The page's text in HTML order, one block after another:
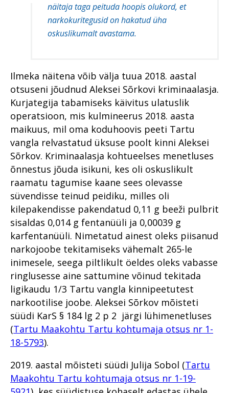
näitaja taga peituda hoopis olukord, et
narkokuritegusid on hakatud üha
oskuslikumalt avastama.
Ilmeka näitena võib välja tuua 2018. aastal
otsuseni jõudnud Aleksei Sõrkovi kriminaalasja.
Kurjategija tabamiseks käivitus ulatuslik
operatsioon, mis kulmineerus 2018. aasta
maikuus, mil oma koduhoovis peeti Tartu
vangla relvastatud üksuse poolt kinni Aleksei
Sõrkov. Kriminaalasja kohtueelses menetluses
õnnestus jõuda isikuni, kes oli oskuslikult
raamatu tagumise kaane sees olevasse
süvendisse teinud peidiku, milles oli
kilepakendisse pakendatud 0,11 g beeži pulbrit
sisaldas 0,014 g fentanüüli ja 0,00039 g
karfentanüüli. Nimetatud ainest oleks piisanud
narkojoobe tekitamiseks vähemalt 265-le
inimesele, seega piltlikult öeldes oleks vabasse
ringlusesse aine sattumine võinud tekitada
ligikaudu 1/3 Tartu vangla kinnipeetutest
narkootilise joobe. Aleksei Sõrkov mõisteti
süüdi KarS § 184 lg 2 p 2 järgi lühimenetluses
(Tartu Maakohtu Tartu kohtumaja otsus nr 1-
18-5793).
2019. aastal mõisteti süüdi Julija Sobol (Tartu
Maakohtu Tartu kohtumaja otsus nr 1-19-